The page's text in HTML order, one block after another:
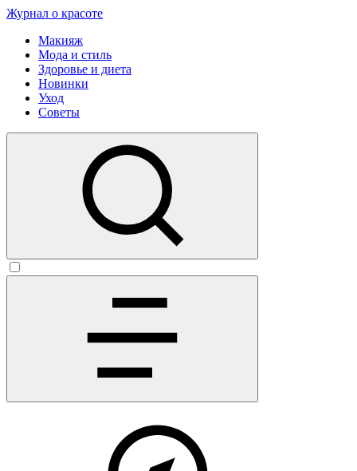
Журнал о красоте
Макияж
Мода и стиль
Здоровье и диета
Новинки
Уход
Советы